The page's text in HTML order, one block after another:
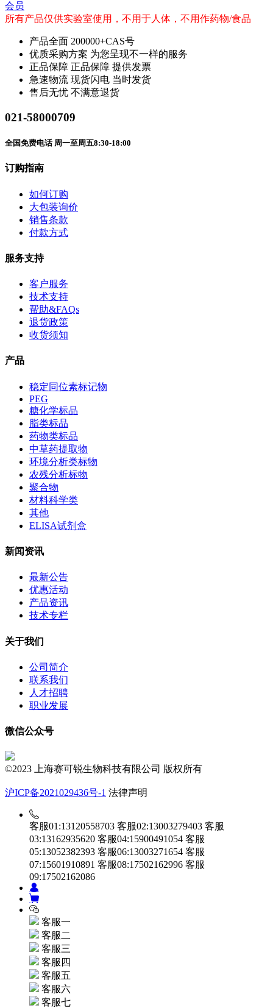
会员
所有产品仅供实验室使用，不用于人体，不用作药物/食品
产品全面 200000+CAS号
优质采购方案 为您呈现不一样的服务
正品保障 正品保障 提供发票
急速物流 现货闪电 当时发货
售后无忧 不满意退货
021-58000709
全国免费电话 周一至周五8:30-18:00
订购指南
如何订购
大包装询价
销售条款
付款方式
服务支持
客户服务
技术支持
帮助&FAQs
退货政策
收货须知
产品
稳定同位素标记物
PEG
糖化学标品
脂类标品
药物类标品
中草药提取物
环境分析类标物
农残分析标物
聚合物
材料科学类
其他
ELISA试剂盒
新闻资讯
最新公告
优惠活动
产品资讯
技术专栏
关于我们
公司简介
联系我们
人才招聘
职业发展
微信公众号
©2023 上海赛可锐生物科技有限公司 版权所有
沪ICP备2021029436号-1 法律声明
客服01:13120558703 客服02:13003279403 客服
03:13162935620 客服04:15900491054 客服
05:13052382393 客服06:13003271654 客服
07:15601910891 客服08:17502162996 客服
09:17502162086
客服一
客服二
客服三
客服四
客服五
客服六
客服七